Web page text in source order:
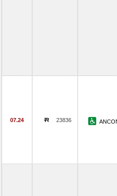
07.24 23836